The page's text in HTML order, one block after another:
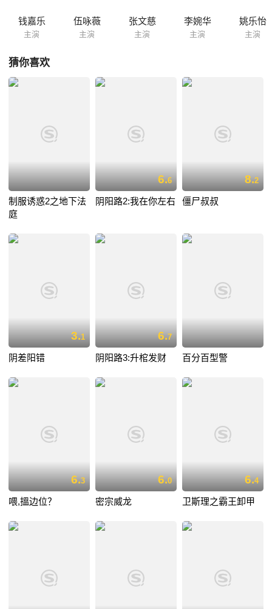
钱嘉乐
主演
伍咏薇
主演
张文慈
主演
李婉华
主演
姚乐怡
主演
猜你喜欢
制服诱惑2之地下法
庭
6.6
阴阳路2:我在你左右
8.2
僵尸叔叔
3.1
阴差阳错
6.7
阴阳路3:升棺发财 百分百型警
6.3
喂,搵边位？
6.0
密宗威龙
6.4
卫斯理之霸王卸甲